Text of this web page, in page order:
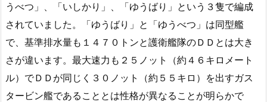
うべつ」、「いしかり」、「ゆうばり」という３隻で編成
されていました。「ゆうばり」と「ゆうべつ」は同型艦
で、基準排水量も１４７０トンと護衛艦隊のＤＤとは大き
さが違います。最大速力も２５ノット（約４６キロメート
ル）でＤＤが同じく３０ノット（約５５キロ）を出すガス
タービン艦であることとは性格が異なることが明らかで